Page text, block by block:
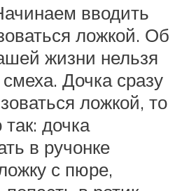
вводить
ложкой. Об
жизни нельзя
Дочка сразу
ложкой, то
дочка
в ручонке
с пюре,